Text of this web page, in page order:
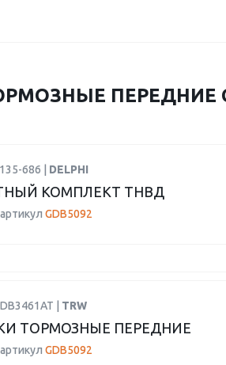
ПЕРЕДНИЕ
686 | DELPHI
КОМПЛЕКТ ТНВД
GDB5092
| TRW
ТОРМОЗНЫЕ ПЕРЕДНИЕ
GDB5092